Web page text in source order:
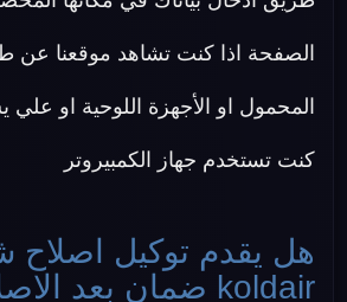
الصفحة اذا كنت تشاهد موقعنا عن
المحمول او الأجهزة اللوحية او علي
كنت تستخدم جهاز الكمبيروتر
هل يقدم توكيل
koldair ضمان بعد الاصلاح ؟